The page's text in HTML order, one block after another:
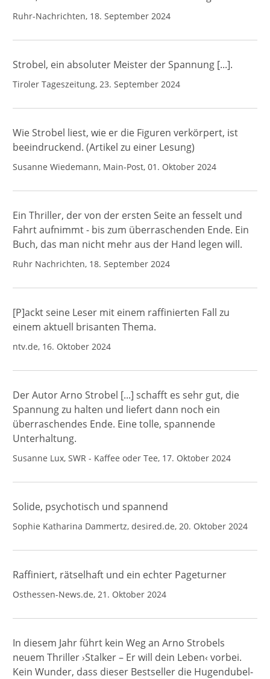
Ruhr-Nachrichten, 18. September 2024
Strobel, ein absoluter Meister der Spannung [...].
Tiroler Tageszeitung, 23. September 2024
Wie Strobel liest, wie er die Figuren verkörpert, ist
beeindruckend. (Artikel zu einer Lesung)
Susanne Wiedemann, Main-Post, 01. Oktober 2024
Ein Thriller, der von der ersten Seite an fesselt und
Fahrt aufnimmt - bis zum überraschenden Ende. Ein
Buch, das man nicht mehr aus der Hand legen will.
Ruhr Nachrichten, 18. September 2024
[P]ackt seine Leser mit einem raffinierten Fall zu
einem aktuell brisanten Thema.
ntv.de, 16. Oktober 2024
Der Autor Arno Strobel [...] schafft es sehr gut, die
Spannung zu halten und liefert dann noch ein
überraschendes Ende. Eine tolle, spannende
Unterhaltung.
Susanne Lux, SWR - Kaffee oder Tee, 17. Oktober 2024
Solide, psychotisch und spannend
Sophie Katharina Dammertz, desired.de, 20. Oktober 2024
Raffiniert, rätselhaft und ein echter Pageturner
Osthessen-News.de, 21. Oktober 2024
In diesem Jahr führt kein Weg an Arno Strobels
neuem Thriller ›Stalker – Er will dein Leben‹ vorbei.
Kein Wunder, dass dieser Bestseller die Hugendubel-